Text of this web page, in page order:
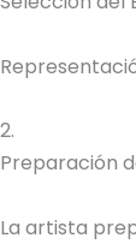
2.
Preparación
La artista